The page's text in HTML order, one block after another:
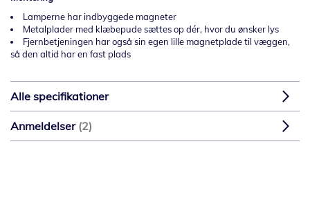
Lamperne har indbyggede magneter
Metalplader med klæbepude sættes op dér, hvor du ønsker lys
Fjernbetjeningen har også sin egen lille magnetplade til væggen,
så den altid har en fast plads
Alle specifikationer
Anmeldelser 2